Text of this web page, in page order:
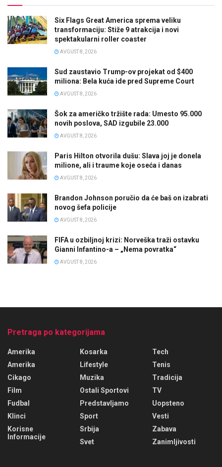
Six Flags Great America sprema veliku
transformaciju: Stiže 9 atrakcija i novi
spektakularni roller coaster
AVGUST 8, 2026
Sud zaustavio Trump-ov projekat od $400
miliona: Bela kuća ide pred Supreme Court
AVGUST 8, 2026
Šok za američko tržište rada: Umesto 95.000
novih poslova, SAD izgubile 23.000
AVGUST 8, 2026
Paris Hilton otvorila dušu: Slava joj je donela
milione, ali i traume koje oseća i danas
AVGUST 8, 2026
Brandon Johnson poručio da će baš on izabrati
novog šefa policije
AVGUST 8, 2026
FIFA u ozbiljnoj krizi: Norveška traži ostavku
Gianni Infantino-a – „Nema povratka“
AVGUST 8, 2026
Pretraga po kategorijama
Amerika
Amerika
Cikago
Film
Fudbal
Klinci
Korisne
Informacije
Kosarka
Lifestyle
Muzika
Ostali Sportovi
Predstavljamo
Sport
Srbija
Svet
Tech
Tenis
Tradicija
TV
Uopsteno
Vesti
Zabava
Zanimljivosti